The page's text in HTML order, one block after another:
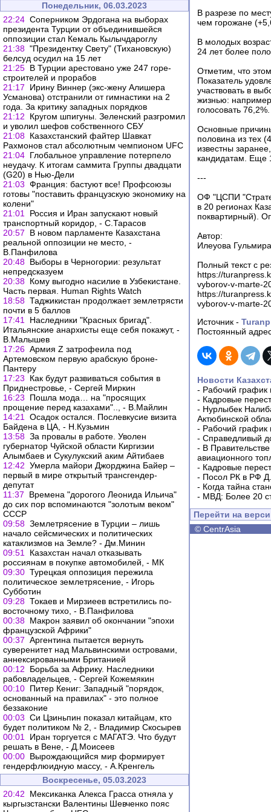
Понедельник, 06.03.2023
22:24 Соперником Эрдогана на выборах
президента Турции от объединившейся
оппозиции стал Кемаль Кылычдароглу
21:38 "Президентку Свету" (Тихановскую)
белсуд осудил на 15 лет
21:25 В Турции арестовано уже 247 горе-
строителей и прорабов
21:17
Ирину Виннер (экс-жену Алишера
Усманова) отстранили от гимнастики на 2
года. За критику западных порядков
21:12
Кругом шпигуны. Зеленский разгромил
и уволил шефов собственного СБУ
21:08 Казахстанский файтер Шавкат
Рахмонов стал абсолютным чемпионом UFC
21:04 Глобальное управление потерпело
неудачу. К итогам саммита Группы двадцати
(G20) в Нью-Дели
21:03 Франция: бастуют все! Профсоюзы
готовы "поставить французскую экономику на
колени"
21:01
Россия и Иран запускают новый
транспортный коридор, - С.Тарасов
20:57
В новом парламенте Казахстана
реальной оппозиции не место, -
В.Панфилова
20:48 Выборы в Черногории: результат
непредсказуем
20:38 Кому выгодно насилие в Узбекистане.
Часть первая. Human Rights Watch
18:58 Таджикистан продолжает землетрясти
почти в 5 баллов
17:41
Наследники "Красных бригад".
Итальянские анархисты еще себя покажут, -
В.Малышев
17:26 Армия Z затрофеила под
Артемовском первую арабскую броне-
Пантеру
17:23
Как будут развиваться события в
Приднестровье, - Сергей Миркин
16:23
Пошла мода… на "просящих
прощение перед казахами".., - В.Майлин
14:21
Осадок остался. Послевкусие визита
Байдена в ЦА, - Н.Кузьмин
13:58 За провалы в работе. Уволен
губернатор Чуйской области Киргизии
Алымбаев и Сукулукский аким Айтибаев
12:42 Умерла майори Джорджина Байер –
первый в мире открытый трансгендер-
депутат
11:37
Времена "дорогого Леонида Ильича"
до сих пор вспоминаются "золотым веком"
СССР
09:58 Землетрясение в Турции – лишь
начало сейсмических и политических
катаклизмов на Земле? - Дм.Минин
09:51
Казахстан начал отказывать
россиянам в покупке автомобилей, - МК
09:30 Турецкая оппозиция пережила
политическое землетрясение, - Игорь
Субботин
09:28 Токаев и Мирзиеев встретились по-
восточному тихо, - В.Панфилова
00:38 Макрон заявил об окончании "эпохи
французской Африки"
00:37 Аргентина пытается вернуть
суверенитет над Мальвинскими островами,
аннексированными Британией
00:12
Борьба за Африку. Наследники
рабовладельцев, - Сергей Кожемякин
00:10 Питер Кениг: Западный "порядок,
основанный на правилах" - это полное
беззаконие
00:03 Cи Цзиньпин показал китайцам, кто
будет политиком № 2, - Владимир Скосырев
00:01
Иран торгуется с МАГАТЭ. Что будут
решать в Вене, - Д.Моисеев
00:00 Вырождающийся мир формирует
гендерфлюидную массу, - А.Кренгель
Воскресенье, 05.03.2023
20:42
Мексиканка Алекса Грасса отняла у
кыргызстански Валентины Шевченко пояс
В разрезе по
чем горожане
В молодых
24 лет более
Отметим, что
Показатель
участвовать в
жизнью:
голосовать 76,2%.
Основные
половина из тех
известны
кандидатам. Еще
---
ОФ "ЦСПИ
в 20 регионах
поквартирный).
Автор:
Илеуова Гульмира
Полный текст с
https://
vyborov-v-marte-
https://
vyborov-v-marte-
Источник -
Постоянный
Новости
- Рабочий график
- Кадровые
- Нурлыбек
Актюбинской
- Рабочий график
- Справедливый
- В
авиационного
- Кадровые
- Посол РК в РФ
- Когда тайна
- МВД: Более 20
Перейти на
© CentrAsia